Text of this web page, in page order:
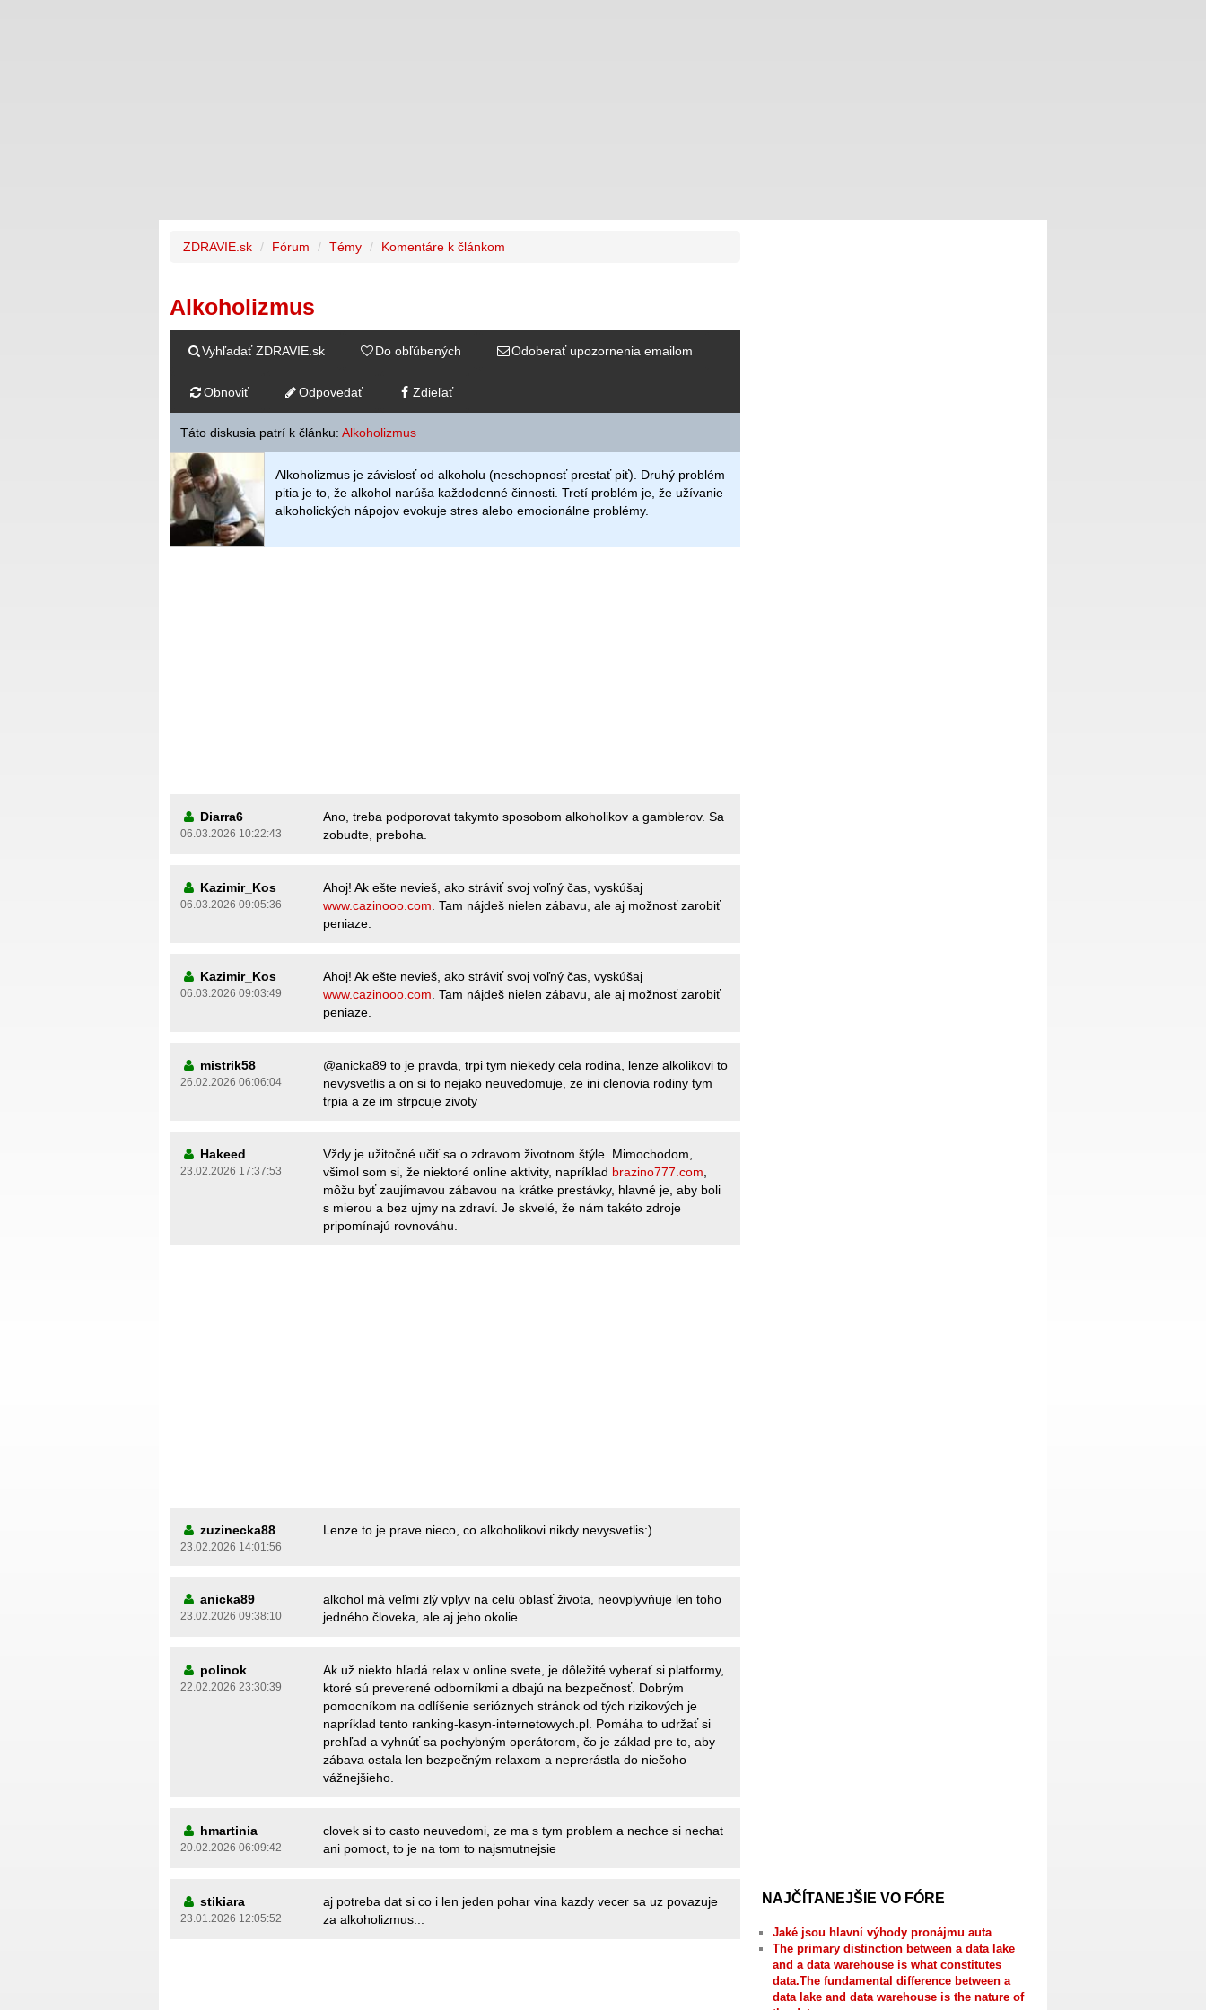
ZDRAVIE.sk Fórum Témy Komentáre k článkom
Alkoholizmus
Vyhľadať ZDRAVIE.sk Do obľúbených Odoberať upozornenia emailom
Obnoviť Odpovedať Zdieľať
Táto diskusia patrí k článku: Alkoholizmus
Alkoholizmus je závislosť od alkoholu (neschopnosť prestať piť). Druhý problém
pitia je to, že alkohol narúša každodenné činnosti. Tretí problém je, že užívanie
alkoholických nápojov evokuje stres alebo emocionálne problémy.
Diarra6
06.03.2026 10:22:43
Ano, treba podporovat takymto sposobom alkoholikov a gamblerov. Sa
zobudte, preboha.
Kazimir_Kos
06.03.2026 09:05:36
Ahoj! Ak ešte nevieš, ako stráviť svoj voľný čas, vyskúšaj
www.cazinooo.com . Tam nájdeš nielen zábavu, ale aj možnosť zarobiť
peniaze.
Kazimir_Kos
06.03.2026 09:03:49
Ahoj! Ak ešte nevieš, ako stráviť svoj voľný čas, vyskúšaj
www.cazinooo.com . Tam nájdeš nielen zábavu, ale aj možnosť zarobiť
peniaze.
mistrik58
26.02.2026 06:06:04
@anicka89 to je pravda, trpi tym niekedy cela rodina, lenze alkolikovi to
nevysvetlis a on si to nejako neuvedomuje, ze ini clenovia rodiny tym
trpia a ze im strpcuje zivoty
Hakeed
23.02.2026 17:37:53
Vždy je užitočné učiť sa o zdravom životnom štýle. Mimochodom,
všimol som si, že niektoré online aktivity, napríklad brazino777.com
môžu byť zaujímavou zábavou na krátke prestávky, hlavné je, aby boli
s mierou a bez ujmy na zdraví. Je skvelé, že nám takéto zdroje
pripomínajú rovnováhu.
zuzinecka88
23.02.2026 14:01:56
Lenze to je prave nieco, co alkoholikovi nikdy nevysvetlis:)
anicka89
23.02.2026 09:38:10
alkohol má veľmi zlý vplyv na celú oblasť života, neovplyvňuje len toho
jedného človeka, ale aj jeho okolie.
polinok
22.02.2026 23:30:39
Ak už niekto hľadá relax v online svete, je dôležité vyberať si platformy,
ktoré sú preverené odborníkmi a dbajú na bezpečnosť. Dobrým
pomocníkom na odlíšenie serióznych stránok od tých rizikových je
napríklad tento ranking-kasyn-internetowych.pl. Pomáha to udržať si
prehľad a vyhnúť sa pochybným operátorom, čo je základ pre to, aby
zábava ostala len bezpečným relaxom a neprerástla do niečoho
vážnejšieho.
hmartinia
20.02.2026 06:09:42
clovek si to casto neuvedomi, ze ma s tym problem a nechce si nechat
ani pomoct, to je na tom to najsmutnejsie
stikiara
23.01.2026 12:05:52
aj potreba dat si co i len jeden pohar vina kazdy vecer sa uz povazuje
za alkoholizmus...
NAJČÍTANEJŠIE VO FÓRE
Jaké jsou hlavní výhody pronájmu auta
The primary distinction between a data lake
and a data warehouse is what constitutes
data.The fundamental difference between a
data lake and data warehouse is the nature of